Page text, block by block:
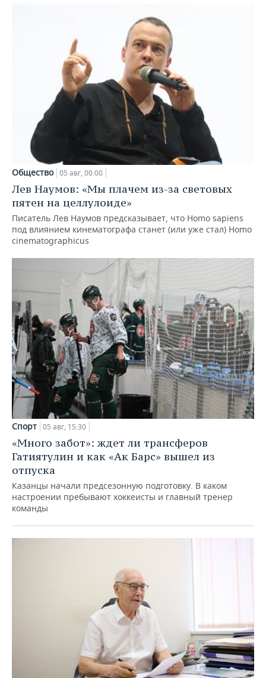
Общество 05 авг, 00:00
Лев Наумов: «Мы плачем из-за световых
пятен на целлулоиде»
Писатель Лев Наумов предсказывает, что Homo sapiens
под влиянием кинематографа станет (или уже стал) Homo
cinematographicus
Спорт 05 авг, 15:30
«Много забот»: ждет ли трансферов
Гатиятулин и как «Ак Барс» вышел из
отпуска
Казанцы начали предсезонную подготовку. В каком
настроении пребывают хоккеисты и главный тренер
команды